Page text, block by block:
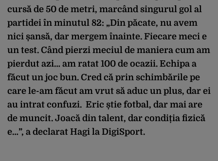
cursă de 50 de metri, marcând singurul gol al
partidei în minutul 82: „Din păcate, nu avem
nici șansă, dar mergem înainte. Fiecare meci e
un test. Când pierzi meciul de maniera cum am
pierdut azi… am ratat 100 de ocazii. Echipa a
făcut un joc bun. Cred că prin schimbările pe
care le-am făcut am vrut să aduc un plus, dar ei
au intrat confuzi. Eric știe fotbal, dar mai are
de muncit. Joacă din talent, dar condiția fizică
e…”, a declarat Hagi la DigiSport.